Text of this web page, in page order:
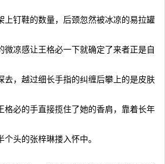
上钉鞋的数量，后颈忽然被冰凉的易拉罐
微凉感让王格必一下就确定了来者正是自
去，越过细长手指的纠缠后攀上的是皮肤
格必的手直接揽住了她的香肩，靠着长年
头的张梓琳搂入怀中。